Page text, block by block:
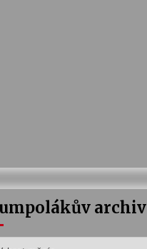
archiv